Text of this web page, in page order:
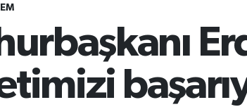
Haritası